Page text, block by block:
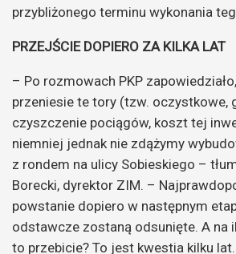
przybliżonego terminu wykonania
PRZEJŚCIE DOPIERO ZA KILKA LAT
– Po rozmowach PKP
przeniesie te tory (tzw. oczystkowe,
czyszczenie pociągów, koszt tej
niemniej jednak nie zdążymy
z rondem na ulicy Sobieskiego –
Borecki, dyrektor ZIM. –
powstanie dopiero w następnym
odstawcze zostaną odsunięte. A na
to przebicie? To jest kwestia kilku lat.